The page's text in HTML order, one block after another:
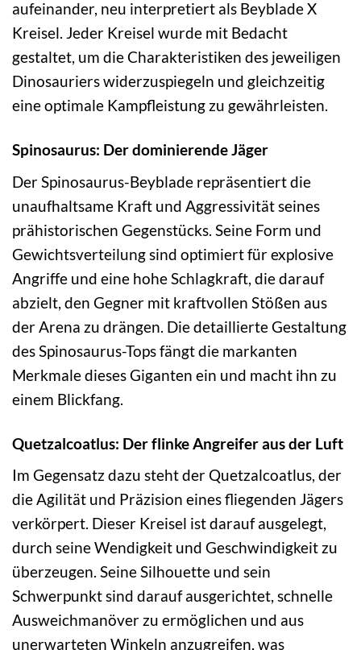
aufeinander, neu interpretiert als Beyblade X
Kreisel. Jeder Kreisel wurde mit Bedacht
gestaltet, um die Charakteristiken des jeweiligen
Dinosauriers widerzuspiegeln und gleichzeitig
eine optimale Kampfleistung zu gewährleisten.
Spinosaurus: Der dominierende Jäger
Der Spinosaurus-Beyblade repräsentiert die
unaufhaltsame Kraft und Aggressivität seines
prähistorischen Gegenstücks. Seine Form und
Gewichtsverteilung sind optimiert für explosive
Angriffe und eine hohe Schlagkraft, die darauf
abzielt, den Gegner mit kraftvollen Stößen aus
der Arena zu drängen. Die detaillierte Gestaltung
des Spinosaurus-Tops fängt die markanten
Merkmale dieses Giganten ein und macht ihn zu
einem Blickfang.
Quetzalcoatlus: Der flinke Angreifer aus der Luft
Im Gegensatz dazu steht der Quetzalcoatlus, der
die Agilität und Präzision eines fliegenden Jägers
verkörpert. Dieser Kreisel ist darauf ausgelegt,
durch seine Wendigkeit und Geschwindigkeit zu
überzeugen. Seine Silhouette und sein
Schwerpunkt sind darauf ausgerichtet, schnelle
Ausweichmanöver zu ermöglichen und aus
unerwarteten Winkeln anzugreifen, was